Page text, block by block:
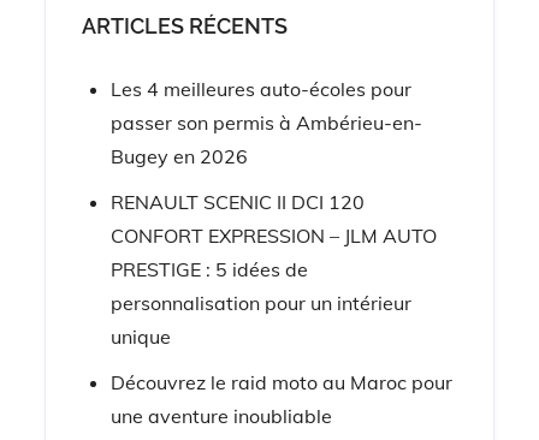
ARTICLES RÉCENTS
Les 4 meilleures auto-écoles pour
passer son permis à Ambérieu-en-
Bugey en 2026
RENAULT SCENIC II DCI 120
CONFORT EXPRESSION – JLM AUTO
PRESTIGE : 5 idées de
personnalisation pour un intérieur
unique
Découvrez le raid moto au Maroc pour
une aventure inoubliable